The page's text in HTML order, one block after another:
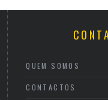
QUEM SOMOS
CONTACTOS